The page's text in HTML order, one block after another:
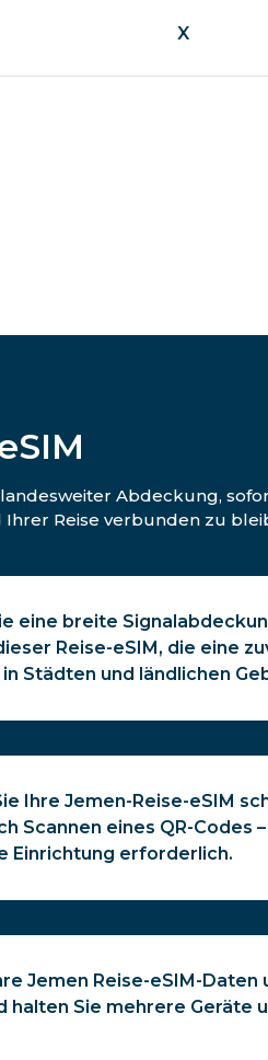
X
Abdeckung,
Reise verbunden zu
eine breite
Reise-eSIM, die eine
Städten und ländlichen
Ihre Jemen-Reise-eSIM
Scannen eines QR-Codes
Einrichtung erforderlich.
Jemen Reise-eSIM-
halten Sie mehrere Geräte